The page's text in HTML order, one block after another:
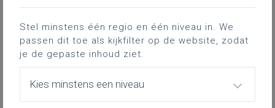
Geen zoekresultaten
Er komen geen items overeen met jouw
Probeer een andere zoekopdracht.
Stel minstens één regio en één niveau in. We
passen dit toe als kijkfilter op de website, zodat
je de gepaste inhoud ziet.
Kies minstens een niveau